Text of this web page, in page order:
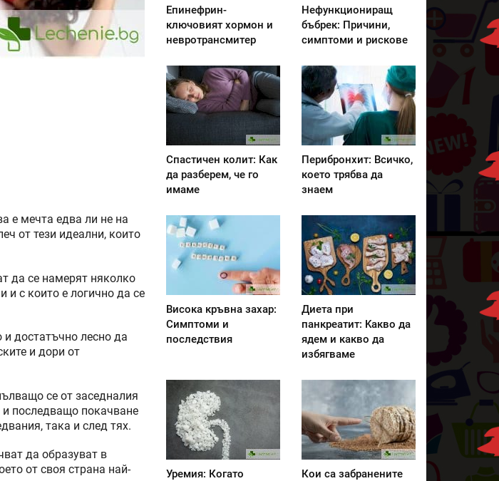
е мечта едва ли не на
от тези идеални, които
да се намерят няколко
и с които е логично да се
достатъчно лесно да
и дори от
се от заседналия
последващо покачване
така и след тях.
да образуват в
от своя страна най-
Епинефрин-
ключовият хормон и
невротрансмитер
Нефункциониращ
бъбрек: Причини,
симптоми и рискове
Спастичен колит: Как
да разберем, че го
имаме
Перибронхит: Всичко,
което трябва да
знаем
Висока кръвна захар:
Симптоми и
последствия
Диета при
панкреатит: Kакво да
ядем и какво да
избягваме
Уремия: Когато
Кои са забранените